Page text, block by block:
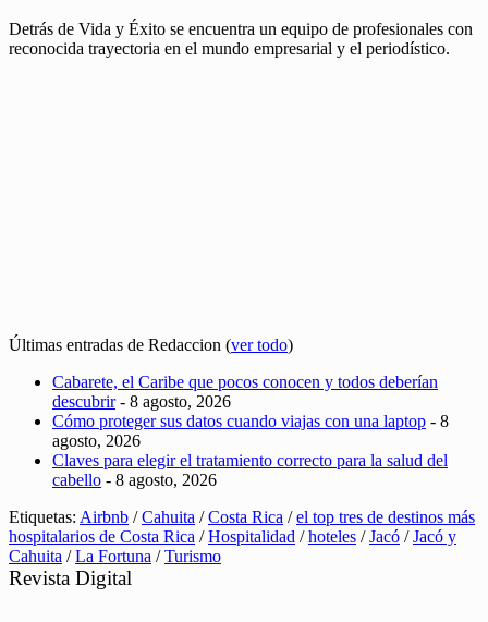
Detrás de Vida y Éxito se encuentra un equipo de profesionales con
reconocida trayectoria en el mundo empresarial y el periodístico.
Últimas entradas de Redaccion (ver todo)
Cabarete, el Caribe que pocos conocen y todos deberían
descubrir- 8 agosto, 2026
Cómo proteger sus datos cuando viajas con una laptop - 8
agosto, 2026
Claves para elegir el tratamiento correcto para la salud del
cabello - 8 agosto, 2026
Etiquetas: Airbnb /Cahuita /Costa Rica /el top tres de destinos más
hospitalarios de Costa Rica /Hospitalidad /hoteles /Jacó /Jacó y
Cahuita /La Fortuna /Turismo
Revista Digital